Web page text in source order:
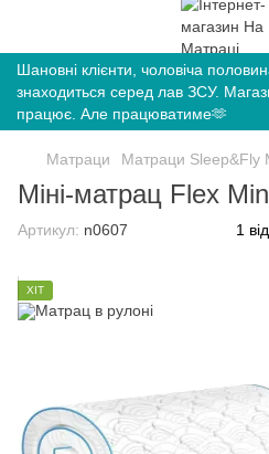
Шановні клієнти, чоловіча
знаходиться серед лав ЗСУ.
працює. Але працюватиме🫶
Матраци Матраци Sleep&Fly
Міні-матрац Flex
Артикул: n0607 1
ХІТ